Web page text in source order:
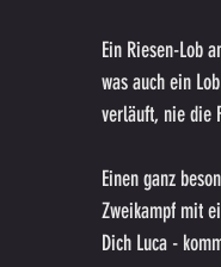
Ein Riesen-Lob
was auch ein
verläuft, nie die
Einen ganz
Zweikampf mit
Dich Luca -